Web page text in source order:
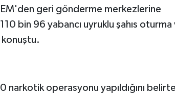
geri gönderme merkezlerine
bin 96 yabancı uyruklu şahıs oturma
operasyonu yapıldığını